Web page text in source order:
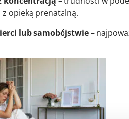
z opieką prenatalną.
lub samobójstwie–